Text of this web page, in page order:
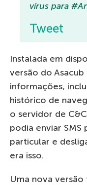
vírus para
Tweet
Instalada em
versão do
informações,
histórico de
o servidor de
podia enviar SMS
particular e
era isso.
Uma nova